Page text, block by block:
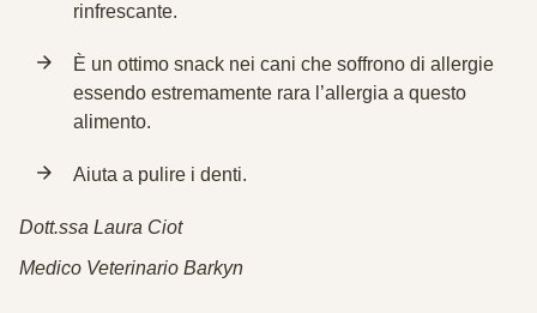
rinfrescante.
È un ottimo snack nei cani che soffrono di allergie
essendo estremamente rara l’allergia a questo
alimento.
Aiuta a pulire i denti.
Dott.ssa Laura Ciot
Medico Veterinario Barkyn